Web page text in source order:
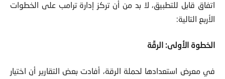
اتفاق قابل للتطبيق، لا بد من أن تركز إدارة ترامب على الخطوات
الأربع التالية:
الخطوة الأولى: الرقّة
في معرض استعدادها لحملة الرقة، أفادت بعض التقارير أن اختيار